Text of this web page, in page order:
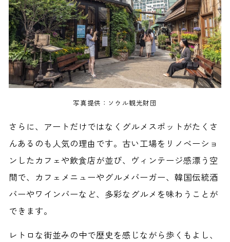
写真提供：ソウル観光財団
さらに、アートだけではなくグルメスポットがたくさ
んあるのも人気の理由です。古い工場をリノベーショ
ンしたカフェや飲食店が並び、ヴィンテージ感漂う空
間で、カフェメニューやグルメバーガー、韓国伝統酒
バーやワインバーなど、多彩なグルメを味わうことが
できます。
レトロな街並みの中で歴史を感じながら歩くもよし、